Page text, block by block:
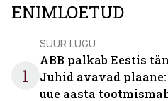
ENIMLOETUD
1
SUUR LUGU
ABB palkab Eestis
Juhid avavad
uue aasta